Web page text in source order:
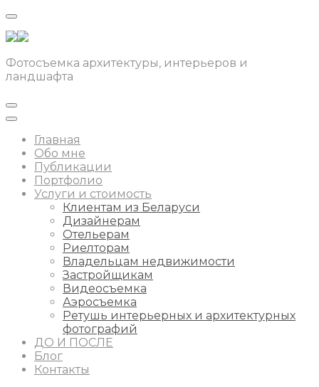
Фотосъемка архитектуры, интерьеров и
ландшафта
Главная
Обо мне
Публикации
Портфолио
Услуги и стоимость
Клиентам из Беларуси
Дизайнерам
Отельерам
Риелторам
Владельцам недвижимости
Застройщикам
Видеосъемка
Аэросъемка
Ретушь интерьерных и архитектурных
фотографий
ДО И ПОСЛЕ
Блог
Контакты